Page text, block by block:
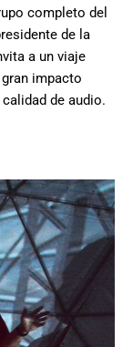
completo del
de la
a un viaje
gran impacto
de audio.